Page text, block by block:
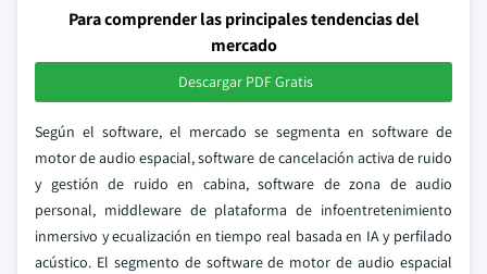
Para comprender las principales tendencias del
mercado
Descargar PDF Gratis
Según el software, el mercado se segmenta en software de
motor de audio espacial, software de cancelación activa de ruido
y gestión de ruido en cabina, software de zona de audio
personal, middleware de plataforma de infoentretenimiento
inmersivo y ecualización en tiempo real basada en IA y perfilado
acústico. El segmento de software de motor de audio espacial